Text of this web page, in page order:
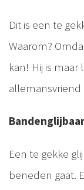
Dit is een te
Waarom?
kan! Hij is
allemansvriend
Een te gekke
beneden gaat.